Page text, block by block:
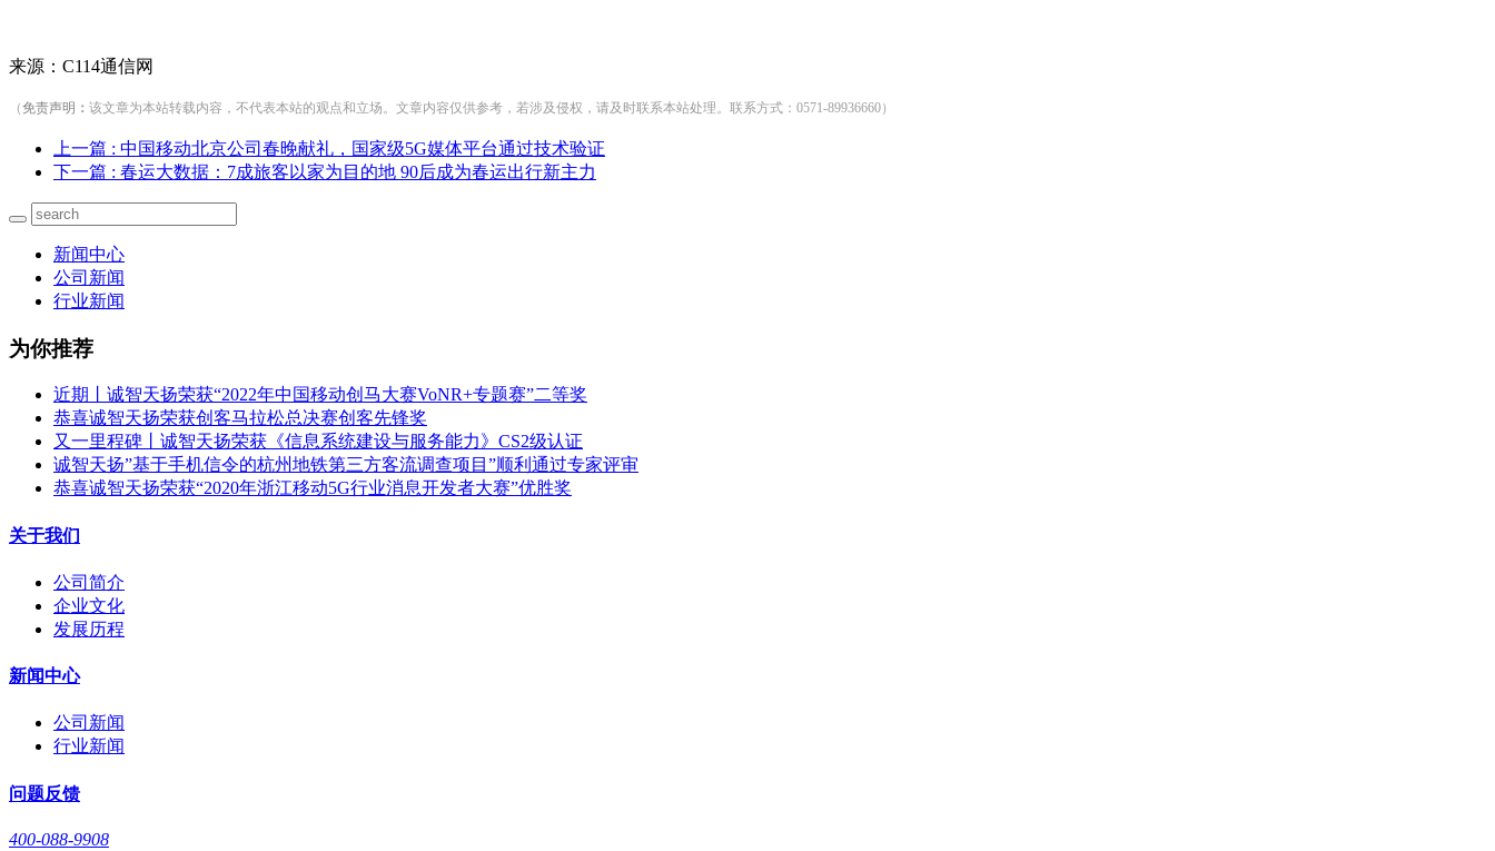
来源：C114通信网
（免责声明 ： 该文章为本站转载内容，不代表本站的观点和立场。文章内容仅供参考，若涉及侵权，请及时联系本站处理。联系方式：0571-89936660）
上一篇 : 中国移动北京公司春晚献礼，国家级5G媒体平台通过技术验证
下一篇 : 春运大数据：7成旅客以家为目的地 90后成为春运出行新主力
新闻中心
公司新闻
行业新闻
为你推荐
近期丨诚智天扬荣获“2022年中国移动创马大赛VoNR+专题赛”二等奖
恭喜诚智天扬荣获创客马拉松总决赛创客先锋奖
又一里程碑丨诚智天扬荣获《信息系统建设与服务能力》CS2级认证
诚智天扬”基于手机信令的杭州地铁第三方客流调查项目”顺利通过专家评审
恭喜诚智天扬荣获“2020年浙江移动5G行业消息开发者大赛”优胜奖
关于我们
公司简介
企业文化
发展历程
新闻中心
公司新闻
行业新闻
问题反馈
400-088-9908